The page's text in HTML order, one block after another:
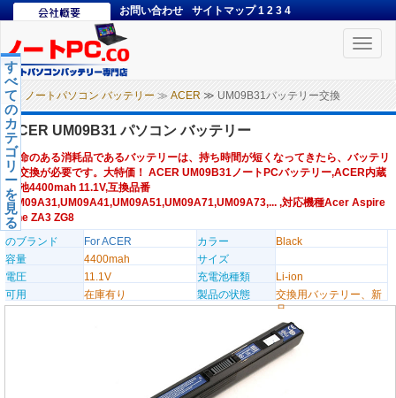
お問い合わせ サイトマップ 1 2 3 4
Toggle
ノートパソコン バッテリー ≫ ACER ≫ UM09B31バッテリー交換
す
べ
て
の
カ
テ
ゴ
リ
ー
を
見
る
ACER UM09B31 パソコン バッテリー
寿命のある消耗品であるバッテリーは、持ち時間が短くなってきたら、バッテリ
ー交換が必要です。大特価！ ACER UM09B31ノートPCバッテリー,ACER内蔵
電池4400mah 11.1V,互換品番
UM09A31,UM09A41,UM09A51,UM09A71,UM09A73,... ,対応機種Acer Aspire
One ZA3 ZG8
のブランド
For ACER カラー
Black
容量
4400mah
サイズ
電圧
11.1V 充電池種類
Li-ion
可用
在庫有り 製品の状態
交換用バッテリー、新
品